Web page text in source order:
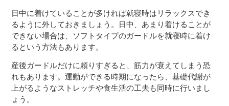
日中に着けていることが多ければ就寝時はリラックスでき
るように外しておきましょう。日中、あまり着けることが
できない場合は、ソフトタイプのガードルを就寝時に着け
るという方法もあります。
産後ガードルだけに頼りすぎると、筋力が衰えてしまう恐
れもあります。運動ができる時期になったら、基礎代謝が
上がるようなストレッチや食生活の工夫も同時に行いまし
ょう。